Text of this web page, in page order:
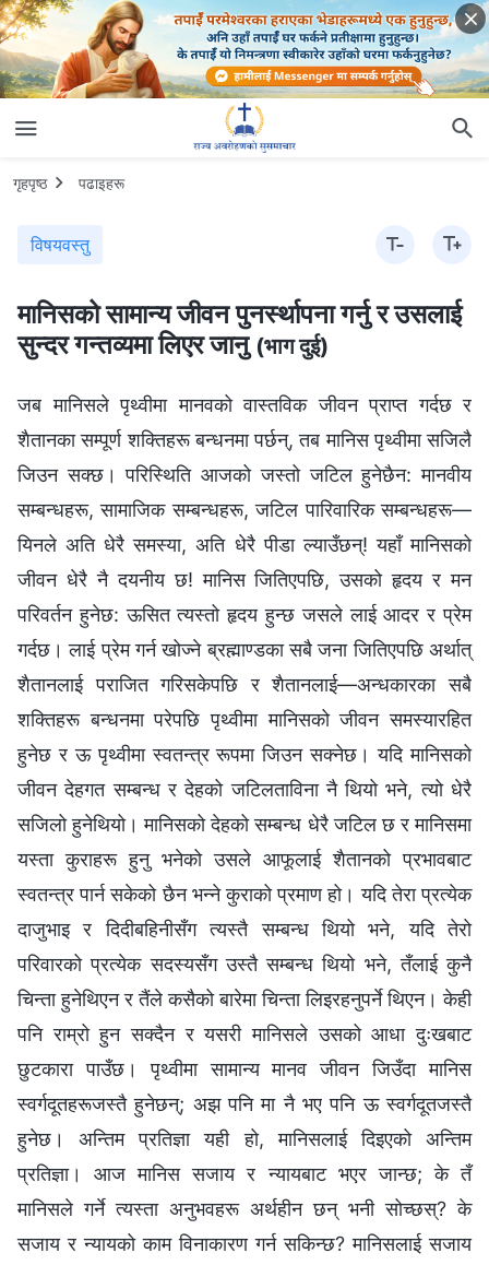
गृहपृष्ठ पढाइहरू
विषयवस्तु
मानिसको सामान्य जीवन पुनर्स्थापना गर्नु र उसलाई
सुन्दर गन्तव्यमा लिएर जानु (भाग दुई)
जब मानिसले पृथ्वीमा मानवको वास्तविक जीवन प्राप्त गर्दछ र
शैतानका सम्पूर्ण शक्तिहरू बन्धनमा पर्छन्, तब मानिस पृथ्वीमा सजिलै
जिउन सक्छ। परिस्थिति आजको जस्तो जटिल हुनेछैन: मानवीय
सम्बन्धहरू, सामाजिक सम्बन्धहरू, जटिल पारिवारिक सम्बन्धहरू—
यिनले अति धेरै समस्या, अति धेरै पीडा ल्याउँछन्! यहाँ मानिसको
जीवन धेरै नै दयनीय छ! मानिस जितिएपछि, उसको हृदय र मन
परिवर्तन हुनेछ: ऊसित त्यस्तो हृदय हुन्छ जसले लाई आदर र प्रेम
गर्दछ। लाई प्रेम गर्न खोज्ने ब्रह्माण्डका सबै जना जितिएपछि अर्थात्
शैतानलाई पराजित गरिसकेपछि र शैतानलाई—अन्धकारका सबै
शक्तिहरू बन्धनमा परेपछि पृथ्वीमा मानिसको जीवन समस्यारहित
हुनेछ र ऊ पृथ्वीमा स्वतन्त्र रूपमा जिउन सक्नेछ। यदि मानिसको
जीवन देहगत सम्बन्ध र देहको जटिलताविना नै थियो भने, त्यो धेरै
सजिलो हुनेथियो। मानिसको देहको सम्बन्ध धेरै जटिल छ र मानिसमा
यस्ता कुराहरू हुनु भनेको उसले आफूलाई शैतानको प्रभावबाट
स्वतन्त्र पार्न सकेको छैन भन्ने कुराको प्रमाण हो। यदि तेरा प्रत्येक
दाजुभाइ र दिदीबहिनीसँग त्यस्तै सम्बन्ध थियो भने, यदि तेरो
परिवारको प्रत्येक सदस्यसँग उस्तै सम्बन्ध थियो भने, तँलाई कुनै
चिन्ता हुनेथिएन र तैंले कसैको बारेमा चिन्ता लिइरहनुपर्ने थिएन। केही
पनि राम्रो हुन सक्दैन र यसरी मानिसले उसको आधा दुःखबाट
छुटकारा पाउँछ। पृथ्वीमा सामान्य मानव जीवन जिउँदा मानिस
स्वर्गदूतहरूजस्तै हुनेछन्; अझ पनि मा नै भए पनि ऊ स्वर्गदूतजस्तै
हुनेछ। अन्तिम प्रतिज्ञा यही हो, मानिसलाई दिइएको अन्तिम
प्रतिज्ञा। आज मानिस सजाय र न्यायबाट भएर जान्छ; के तँ
मानिसले गर्ने त्यस्ता अनुभवहरू अर्थहीन छन् भनी सोच्छस्? के
सजाय र न्यायको काम विनाकारण गर्न सकिन्छ? मानिसलाई सजाय